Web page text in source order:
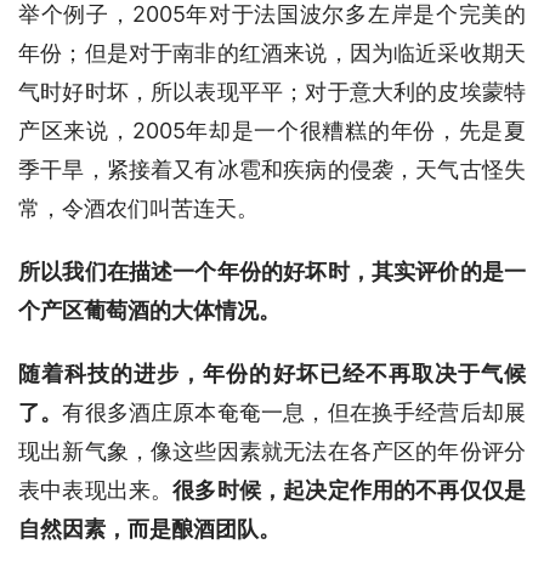
举个例子，2005年对于法国波尔多左岸是个完美的
年份；但是对于南非的红酒来说，因为临近采收期天
气时好时坏，所以表现平平；对于意大利的皮埃蒙特
产区来说，2005年却是一个很糟糕的年份，先是夏
季干旱，紧接着又有冰雹和疾病的侵袭，天气古怪失
常，令酒农们叫苦连天。
所以我们在描述一个年份的好坏时，其实评价的是一
个产区葡萄酒的大体情况。
随着科技的进步，年份的好坏已经不再取决于气候
了。有很多酒庄原本奄奄一息，但在换手经营后却展
现出新气象，像这些因素就无法在各产区的年份评分
表中表现出来。很多时候，起决定作用的不再仅仅是
自然因素，而是酿酒团队。